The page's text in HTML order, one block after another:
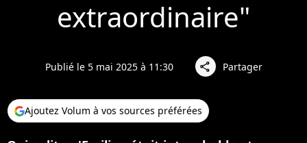
extraordinaire"
Publié le 5 mai 2025 à 11:30 share Partager
Ajoutez Volum à vos sources préférées